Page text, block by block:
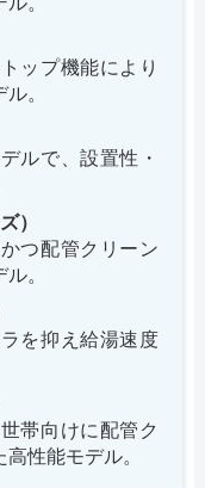
ップ機能により
。
ルで、設置性・
）
つ配管クリーン
。
を抑え給湯速度
帯向けに配管ク
性能モデル。